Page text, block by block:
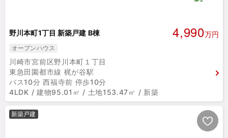
野川本町1丁目 新築戸建 B棟 4,990万円
オープンハウス
川崎市宮前区野川本町１丁目
東急田園都市線 梶が谷駅
バス10分 西福寺前 停歩10分
4LDK / 建物95.01㎡ / 土地153.47㎡ / 新築
新築戸建